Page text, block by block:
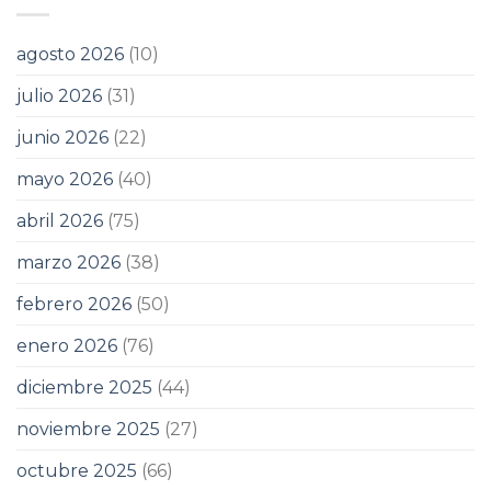
agosto 2026 (10)
julio 2026 (31)
junio 2026 (22)
mayo 2026 (40)
abril 2026 (75)
marzo 2026 (38)
febrero 2026 (50)
enero 2026 (76)
diciembre 2025 (44)
noviembre 2025 (27)
octubre 2025 (66)